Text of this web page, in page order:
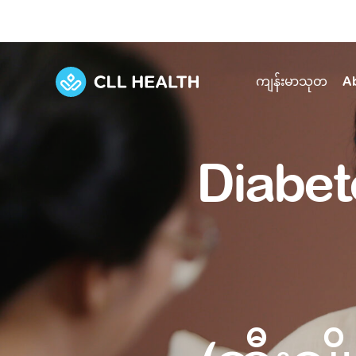
ကျန်းမာသုတ
View all health articles
Emergencies
Diseases and Conditions
Symptoms
Tests and Procedures
Discover our commitment to transforming
Our history
Careers
Explore Services
Comprehensive care for your health
Primary care
Immunisation
Digestive care Fertility
Our Facilities
Comprehensive care for your health
Our polyclinics
Quality primary and specialty care near you
Our clinics
Diagnostics and treatment in one place